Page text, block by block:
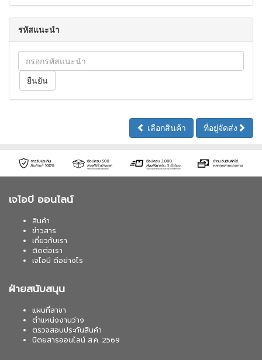
รหัสแนะนำ
เลือกสินค้า ที่อยู่จัดส่ง
เจไอบี ออนไลน์
สินค้า
ข่าวสาร
เกี่ยวกับเรา
ติดต่อเรา
เจไอบี ดีอย่างไร
ฝ่ายสนับสนุน
แผนที่สาขา
ตำแหน่งงานว่าง
ตรวจสอบประกันสินค้า
นิตยสารออนไลน์ ส.ค. 2569